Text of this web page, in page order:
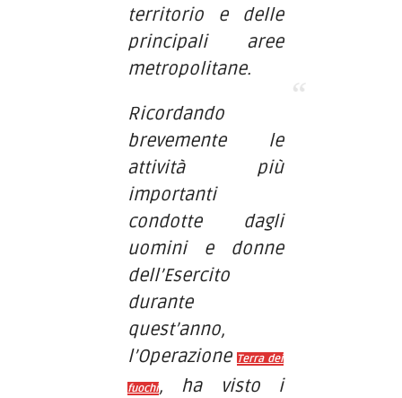
territorio e delle
principali aree
metropolitane.
Ricordando
brevemente le
attività più
importanti
condotte dagli
uomini e donne
dell’Esercito
durante
quest’anno,
l’Operazione Terra dei
fuochi, ha visto i